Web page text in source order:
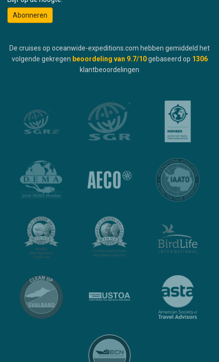
Abonneren
De cruises op oceanwide-expeditions.com hebben gemiddeld het
volgende gekregen beoordeling van 9.7/10 gebaseerd op 1306
klantbeoordelingen